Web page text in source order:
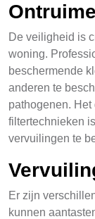
De veiligheid is
woning.
beschermende
anderen te
pathogenen.
filtertechnieken
vervuilingen te
Er zijn
kunnen